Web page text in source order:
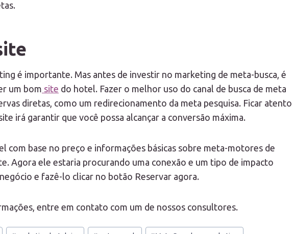
é importante. Mas antes de investir no marketing de meta-busca, é
um bom site do hotel. Fazer o melhor uso do canal de busca de meta
diretas, como um redirecionamento da meta pesquisa. Ficar atento
irá garantir que você possa alcançar a conversão máxima.
com base no preço e informações básicas sobre meta-motores de
Agora ele estaria procurando uma conexão e um tipo de impacto
e fazê-lo clicar no botão Reservar agora.
entre em contato com um de nossos consultores.